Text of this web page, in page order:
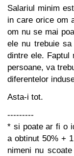
Salariul minim
in care orice om
om nu se mai
ele nu trebuie
dintre ele. Faptul
persoane, va
diferentelor
Asta-i tot.
---------
* si poate ar fi o
a obtinut 50% +
nimeni nu